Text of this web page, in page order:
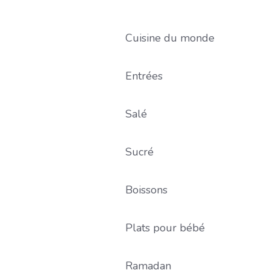
Cuisine du monde
Entrées
Salé
Sucré
Boissons
Plats pour bébé
Ramadan